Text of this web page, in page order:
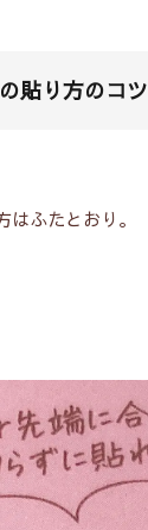
貼り方のコツ
ふたとおり。